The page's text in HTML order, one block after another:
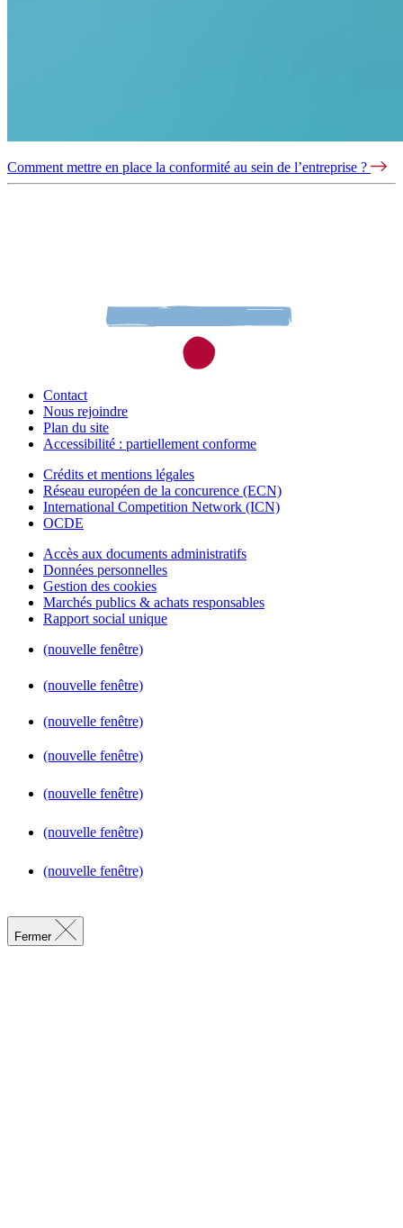
Comment mettre en place la conformité au sein de l’entreprise ?
Contact
Nous rejoindre
Plan du site
Accessibilité : partiellement conforme
Crédits et mentions légales
Réseau européen de la concurence (ECN)
International Competition Network (ICN)
OCDE
Accès aux documents administratifs
Données personnelles
Gestion des cookies
Marchés publics & achats responsables
Rapport social unique
(nouvelle fenêtre)
(nouvelle fenêtre)
(nouvelle fenêtre)
(nouvelle fenêtre)
(nouvelle fenêtre)
(nouvelle fenêtre)
(nouvelle fenêtre)
Fermer